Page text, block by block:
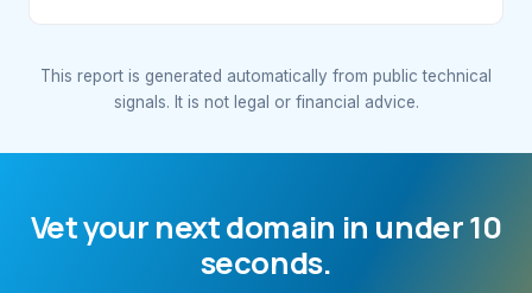
This report is generated automatically from public technical
signals. It is not legal or financial advice.
Vet your next domain in under 10
seconds.